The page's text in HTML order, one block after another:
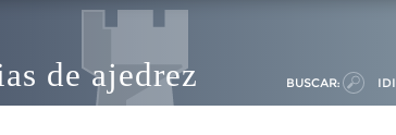
de ajedrez BUSCAR: